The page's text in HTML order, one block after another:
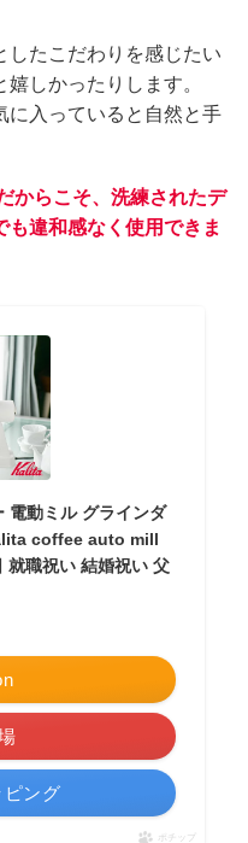
したこだわりを感じたい
しかったりします。
に入っていると自然と手
からこそ、洗練されたデ
違和感なく使用できま
電動ミル グラインダ
coffee auto mill
職祝い 結婚祝い 父
ピング
ポチップ